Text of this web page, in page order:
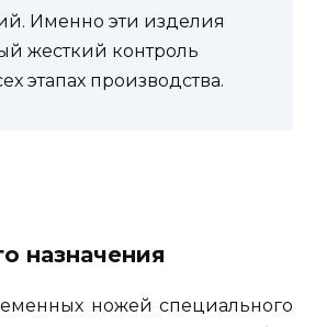
Именно эти изделия
жесткий контроль
этапах производства.
назначения
ножей специального